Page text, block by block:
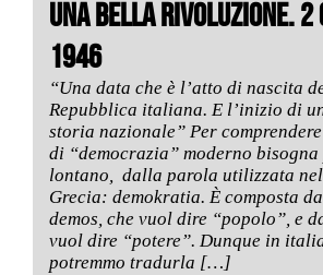
UNA BELLA RIVOLUZIONE. 2
1946
“Una data che è l’atto di nascita
Repubblica italiana. E l’inizio di
storia nazionale” Per
di “democrazia” moderno
lontano, dalla parola utilizzata
Grecia: demokratia. È composta
demos, che vuol dire “popolo”, e
vuol dire “potere”. Dunque in
potremmo tradurla […]